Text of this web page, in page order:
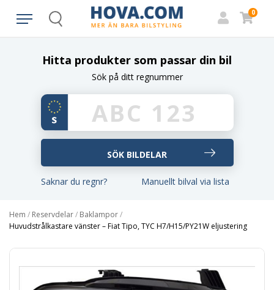
Search
0
Hitta produkter som passar din bil
Sök på ditt regnummer
Saknar du regnr? Manuellt bilval via lista
Hem / Reservdelar/ Baklampor/
Huvudstrålkastare vänster – Fiat Tipo, TYC H7/H15/PY21W eljustering